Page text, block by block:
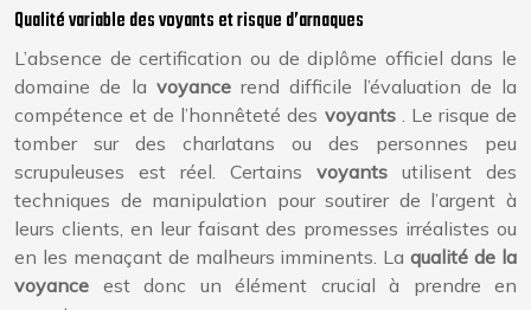
Qualité variable des voyants et risque d’arnaques
L’absence de certification ou de diplôme officiel dans le
domaine de la voyance rend difficile l’évaluation de la
compétence et de l’honnêteté des voyants . Le risque de
tomber sur des charlatans ou des personnes peu
scrupuleuses est réel. Certains voyants utilisent des
techniques de manipulation pour soutirer de l’argent à
leurs clients, en leur faisant des promesses irréalistes ou
en les menaçant de malheurs imminents. Laqualité de la
voyance est donc un élément crucial à prendre en